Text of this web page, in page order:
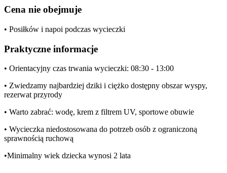
Cena nie obejmuje
• Posiłków i napoi podczas wycieczki
Praktyczne informacje
• Orientacyjny czas trwania wycieczki: 08:30 - 13:00
• Zwiedzamy najbardziej dziki i ciężko dostępny obszar wyspy,
rezerwat przyrody
• Warto zabrać: wodę, krem z filtrem UV, sportowe obuwie
• Wycieczka niedostosowana do potrzeb osób z ograniczoną
sprawnością ruchową
•Minimalny wiek dziecka wynosi 2 lata